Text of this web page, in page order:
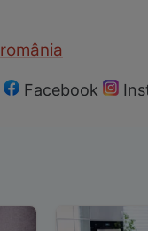
românia
Facebook